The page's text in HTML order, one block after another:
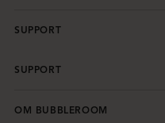
SUPPORT
SUPPORT
OM BUBBLEROOM